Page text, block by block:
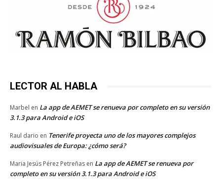
LECTOR AL HABLA
Marbel en La app de AEMET se renueva por completo en su versión
3.1.3 para Android e iOS
Raul dario en Tenerife proyecta uno de los mayores complejos
audiovisuales de Europa: ¿cómo será?
Maria Jesús Pérez Petreñas en La app de AEMET se renueva por
completo en su versión 3.1.3 para Android e iOS